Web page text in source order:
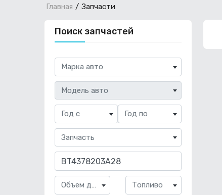
Главная Запчасти
Поиск запчастей
Марка авто
Модель авто
Год с Год по
Запчасть
Объем двигателя Топливо